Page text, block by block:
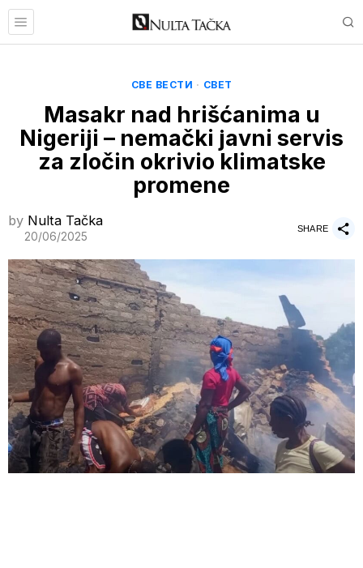
СВЕ ВЕСТИ · СВЕТ
Masakr nad hrišćanima u
Nigeriji – nemački javni servis
za zločin okrivio klimatske
promene
by Nulta Tačka
20/06/2025
SHARE